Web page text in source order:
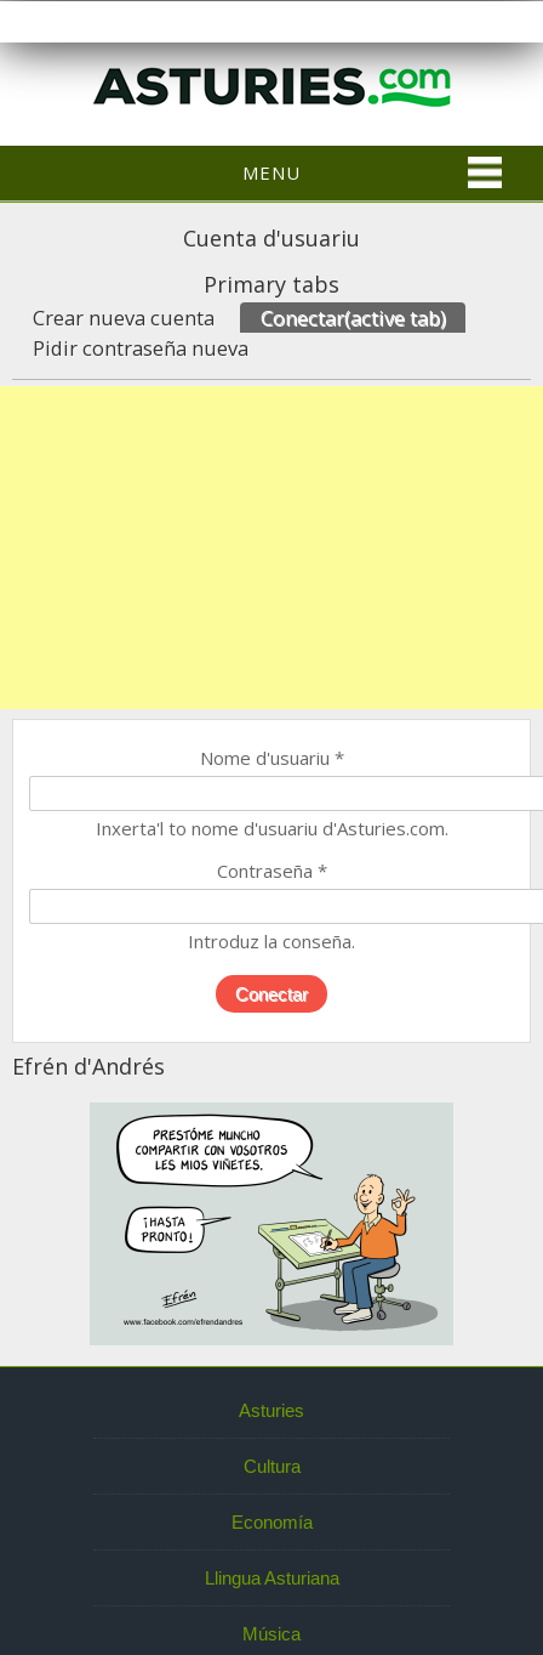
MENU
Cuenta d'usuariu
Primary tabs
Crear nueva cuenta Conectar(active tab)
Pidir contraseña nueva
Nome d'usuariu *
Inxerta'l to nome d'usuariu d'Asturies.com.
Contraseña *
Introduz la conseña.
Efrén d'Andrés
Asturies
Cultura
Economía
Llingua Asturiana
Música